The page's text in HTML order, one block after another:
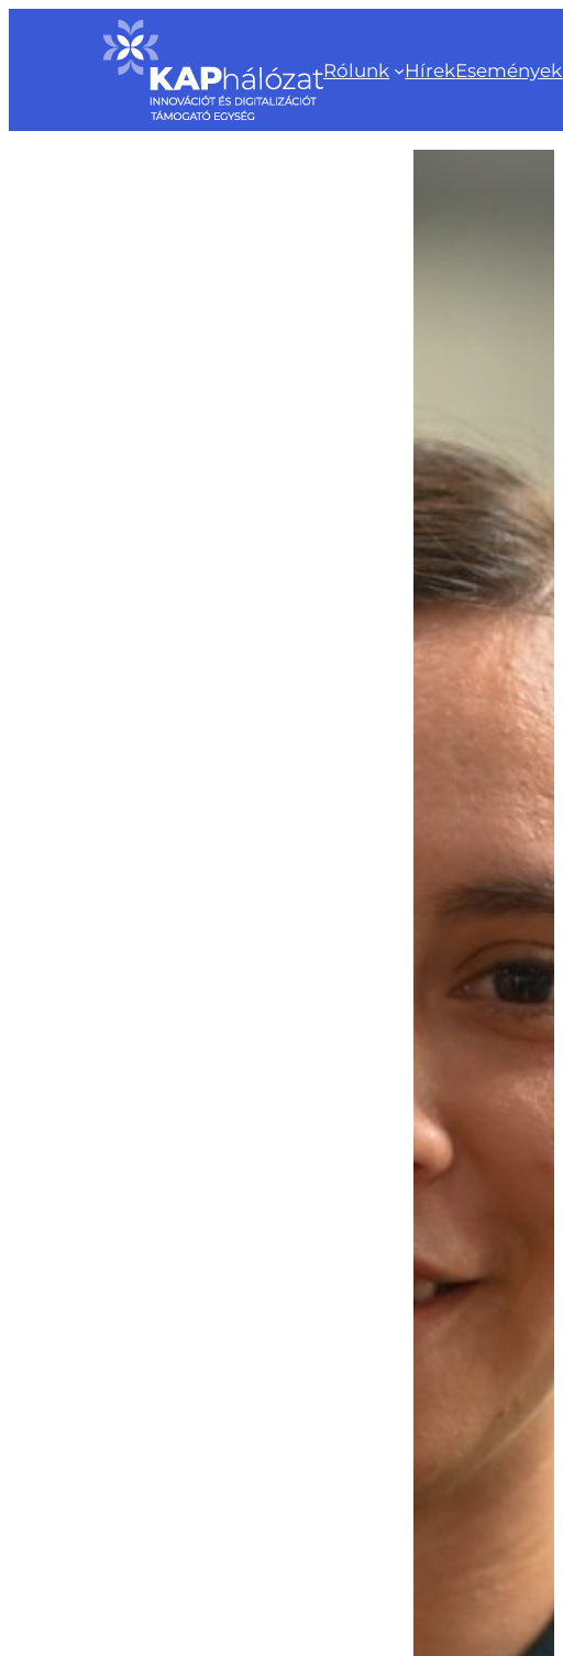
tartalomhoz
Rólunk HírekEsemények